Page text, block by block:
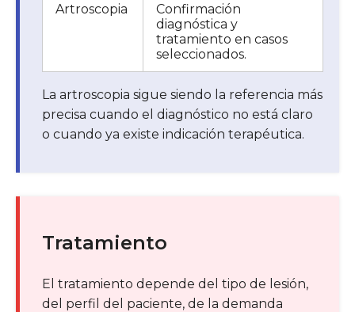
Artroscopia
Confirmación
diagnóstica y
tratamiento en casos
seleccionados.
La artroscopia sigue siendo la referencia más
precisa cuando el diagnóstico no está claro
o cuando ya existe indicación terapéutica.
Tratamiento
El tratamiento depende del tipo de lesión,
del perfil del paciente, de la demanda